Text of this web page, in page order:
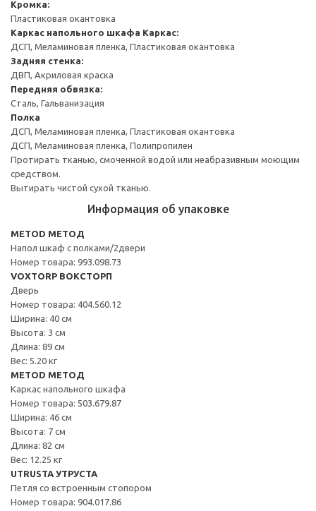
Кромка:
Пластиковая окантовка
Каркас напольного шкафа Каркас:
ДСП, Меламиновая пленка, Пластиковая окантовка
Задняя стенка:
ДВП, Акриловая краска
Передняя обвязка:
Сталь, Гальванизация
Полка
ДСП, Меламиновая пленка, Пластиковая окантовка
ДСП, Меламиновая пленка, Полипропилен
Протирать тканью, смоченной водой или неабразивным моющим
средством.
Вытирать чистой сухой тканью.
Информация об упаковке
METOD МЕТОД
Напол шкаф с полками/2двери
Номер товара: 993.098.73
VOXTORP ВОКСТОРП
Дверь
Номер товара: 404.560.12
Ширина: 40 см
Высота: 3 см
Длина: 89 см
Вес: 5.20 кг
METOD МЕТОД
Каркас напольного шкафа
Номер товара: 503.679.87
Ширина: 46 см
Высота: 7 см
Длина: 82 см
Вес: 12.25 кг
UTRUSTA УТРУСТА
Петля со встроенным стопором
Номер товара: 904.017.86